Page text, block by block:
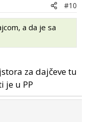
#10
a da je sa
za dajčeve tu
je u PP